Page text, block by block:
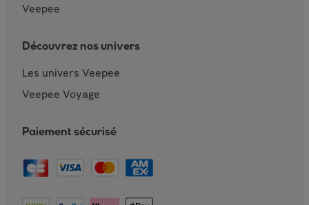
Veepee
Découvrez nos univers
Les univers Veepee
Veepee Voyage
Paiement sécurisé